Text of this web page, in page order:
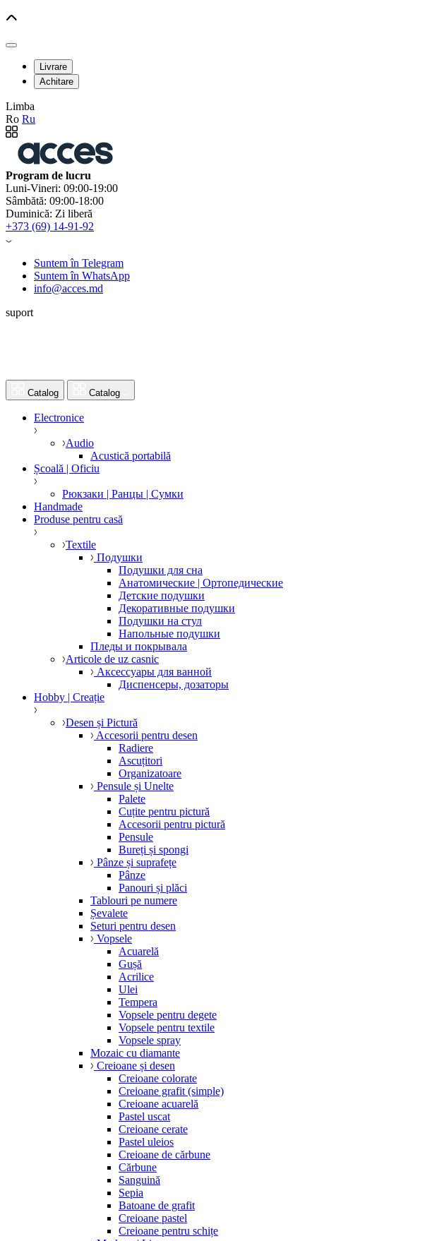
Livrare
Achitare
Limba
Ro Ru
Program de lucru
Luni-Vineri: 09:00-19:00
Sâmbătă: 09:00-18:00
Duminică: Zi liberă
+373 (69) 14-91-92
Suntem în Telegram
Suntem în WhatsApp
info@acces.md
suport
Catalog Catalog
Electronice
Audio
Acustică portabilă
Școală | Oficiu
Рюкзаки | Ранцы | Сумки
Handmade
Produse pentru casă
Textile
Подушки
Подушки для сна
Анатомические | Ортопедические
Детские подушки
Декоративные подушки
Подушки на стул
Напольные подушки
Пледы и покрывала
Articole de uz casnic
Аксессуары для ванной
Диспенсеры, дозаторы
Hobby | Creație
Desen și Pictură
Accesorii pentru desen
Radiere
Ascuțitori
Organizatoare
Pensule și Unelte
Palete
Cuțite pentru pictură
Accesorii pentru pictură
Pensule
Bureți și spongi
Pânze și suprafețe
Pânze
Panouri și plăci
Tablouri pe numere
Șevalete
Seturi pentru desen
Vopsele
Acuarelă
Gușă
Acrilice
Ulei
Tempera
Vopsele pentru degete
Vopsele pentru textile
Vopsele spray
Mozaic cu diamante
Creioane și desen
Creioane colorate
Creioane grafit (simple)
Creioane acuarelă
Pastel uscat
Creioane cerate
Pastel uleios
Creioane de cărbune
Cărbune
Sanguină
Sepia
Batoane de grafit
Creioane pastel
Creioane pentru schițe